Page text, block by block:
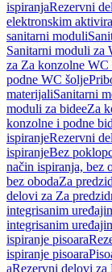
ispiranjaRezervni
elektronskim
sanitarni moduli
Sanitarni moduli za
za Za konzolne WC
podne WC šolje
materijaliSanitarni
moduli za bideeZa
konzolne i podne
ispiranjeRezervni
ispiranjeBez
način ispiranja, bez
bez obodaZa
delovi za Za
integrisanim
integrisanim
ispiranje pisoara
ispiranje pisoara
aRezervni delovi za